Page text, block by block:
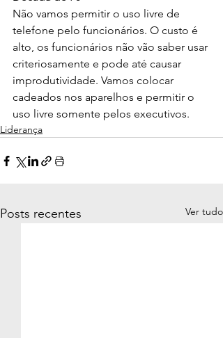
Não vamos permitir o uso livre de
telefone pelo funcionários. O custo é
alto, os funcionários não vão saber usar
criteriosamente e pode até causar
improdutividade. Vamos colocar
cadeados nos aparelhos e permitir o
uso livre somente pelos executivos.
Liderança
Posts recentes Ver tudo